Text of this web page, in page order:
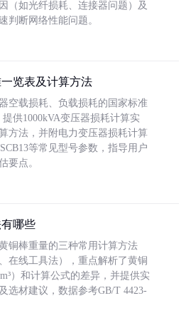
（如光纤损耗、连接器问题）及
判断网络性能问题。
览表及计算方法
空载损耗、负载损耗的国家标准
提供1000kVA变压器损耗计算实
方法，并附电力变压器损耗计算
等常见型号参数，指导用户
要点。
哪些
铜棒重量的三种常用计算方法
在线工具法），重点解析了黄铜
）和计算公式的差异，并提供实
选材建议，数据参考GB/T 4423-